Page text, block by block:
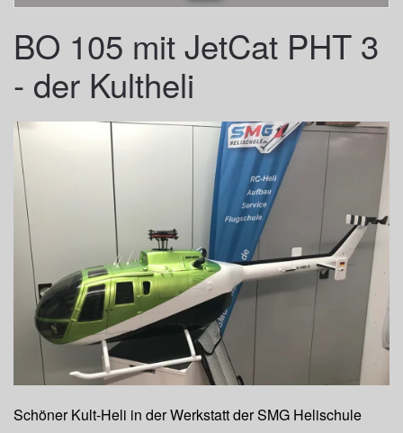
BO 105 mit JetCat PHT 3
- der Kultheli
Schöner Kult-Heli in der Werkstatt der SMG Helischule